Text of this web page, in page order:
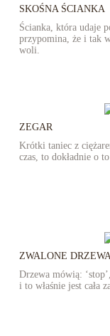
SKOŚNA ŚCIANKA
Ścianka, która udaje
przypomina, że i tak
woli.
ZEGAR
Krótki taniec z
czas, to dokładnie o
ZWALONE
Drzewa mówią:
i to właśnie jest cała